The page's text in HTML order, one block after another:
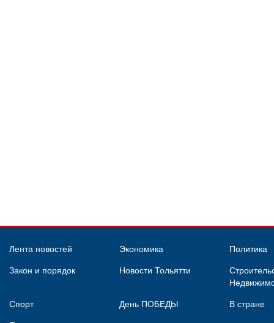
Лента новостей Экономика Политика
Закон и порядок Новости Тольятти
Спорт День ПОБЕДЫ В стране